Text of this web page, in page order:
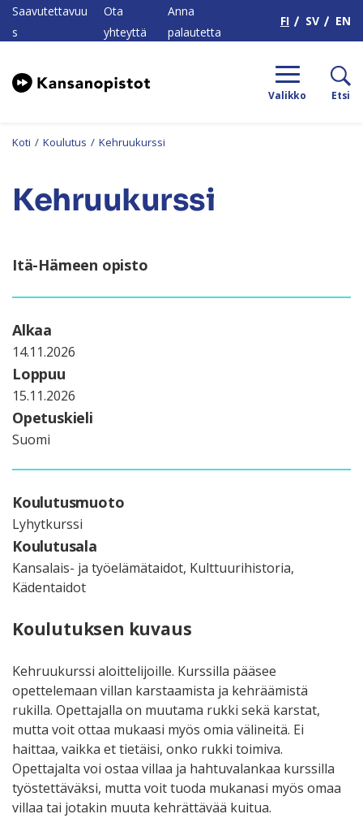
Saavutettavuu
s
Ota
yhteyttä
Anna
palautetta
FI SV EN
Valikko Etsi
Koti / Koulutus / Kehruukurssi
Kehruukurssi
Itä-Hämeen opisto
Alkaa
14.11.2026
Loppuu
15.11.2026
Opetuskieli
Suomi
Koulutusmuoto
Lyhytkurssi
Koulutusala
Kansalais- ja työelämätaidot, Kulttuurihistoria,
Kädentaidot
Koulutuksen kuvaus
Kehruukurssi aloittelijoille. Kurssilla pääsee
opettelemaan villan karstaamista ja kehräämistä
rukilla. Opettajalla on muutama rukki sekä karstat,
mutta voit ottaa mukaasi myös omia välineitä. Ei
haittaa, vaikka et tietäisi, onko rukki toimiva.
Opettajalta voi ostaa villaa ja hahtuvalankaa kurssilla
työstettäväksi, mutta voit tuoda mukanasi myös omaa
villaa tai jotakin muuta kehrättävää kuitua.